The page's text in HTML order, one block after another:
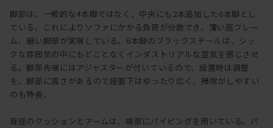
脚部は、一般的な4本脚ではなく、中央にも2本追加した6本脚とし
ている。これによりソファにかかる負荷が分散でき、薄い座フレー
ム、細い脚部が実現している。6本脚のブラックスチールは、シッ
クな雰囲気の中にもどことなくインダストリアルな空気を感じさせ
る。脚部先端にはアジャスターが付いているので、設置時は調整
を。脚部に高さがあるので座面下はゆったり広く、掃除がしやすい
のも特長。
背座のクッションとアームは、端部にパイピングを用いている。パ